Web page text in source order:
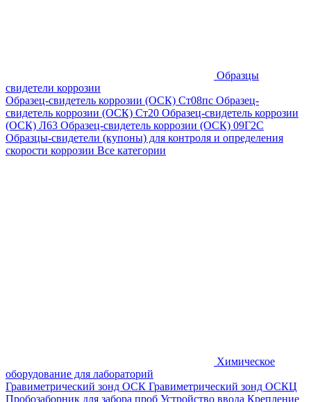
Образцы
свидетели коррозии
Образец-свидетель коррозии (ОСК) Ст08пс Образец-
свидетель коррозии (ОСК) Ст20 Образец-свидетель коррозии
(ОСК) Л63 Образец-свидетель коррозии (ОСК) 09Г2С
Образцы-свидетели (купоны) для контроля и определения
скорости коррозии Все категории
Химическое
оборудование для лабораторий
Гравиметрический зонд ОСК Гравиметрический зонд ОСКЦ
Пробозаборник для забора проб Устройство ввода Крепление